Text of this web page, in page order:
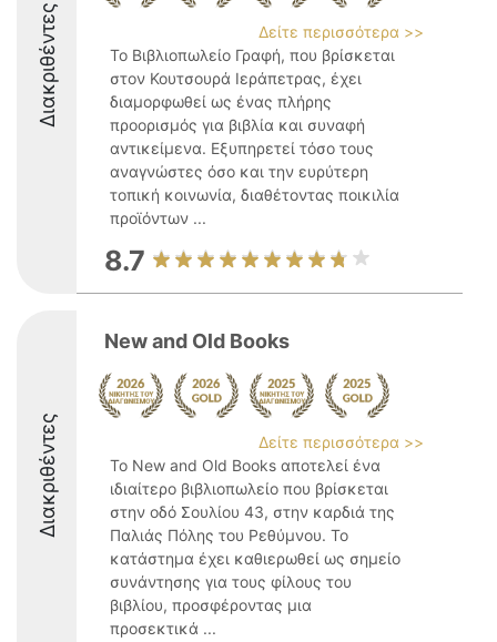
Διακριθέντες
Δείτε περισσότερα >>
Το Βιβλιοπωλείο Γραφή, που βρίσκεται
στον Κουτσουρά Ιεράπετρας, έχει
διαμορφωθεί ως ένας πλήρης
προορισμός για βιβλία και συναφή
αντικείμενα. Εξυπηρετεί τόσο τους
αναγνώστες όσο και την ευρύτερη
τοπική κοινωνία, διαθέτοντας ποικιλία
προϊόντων ...
8.7
Διακριθέντες
New and Old Books
Δείτε περισσότερα >>
Το New and Old Books αποτελεί ένα
ιδιαίτερο βιβλιοπωλείο που βρίσκεται
στην οδό Σουλίου 43, στην καρδιά της
Παλιάς Πόλης του Ρεθύμνου. Το
κατάστημα έχει καθιερωθεί ως σημείο
συνάντησης για τους φίλους του
βιβλίου, προσφέροντας μια
προσεκτικά ...